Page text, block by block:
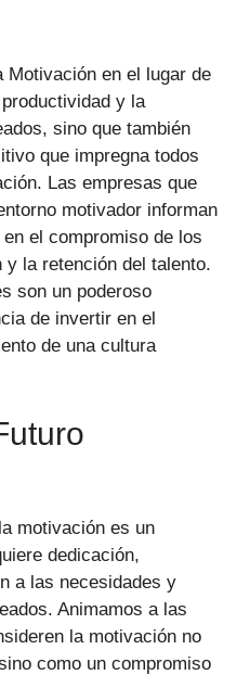
Motivación en el lugar de
y la
sino que también
que impregna todos
Las empresas que
motivador informan
el compromiso de los
la retención del talento.
son un poderoso
de invertir en el
de una cultura
motivación es un
dedicación,
a las necesidades y
Animamos a las
la motivación no
como un compromiso